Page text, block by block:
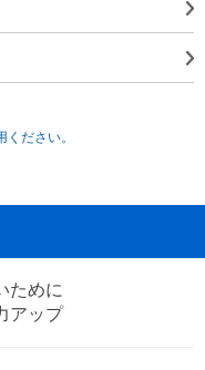
ださい。
ために
アップ